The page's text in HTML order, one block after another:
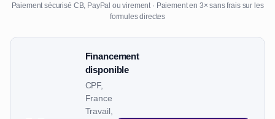
Paiement sécurisé CB, PayPal ou virement · Paiement en 3× sans frais sur les
formules directes
Financement
disponible
CPF,
France
Travail,